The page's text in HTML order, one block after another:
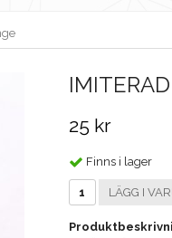
25 kr
Finns i lager
LÄGG I